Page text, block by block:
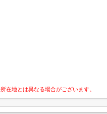
在地とは異なる場合がございます。